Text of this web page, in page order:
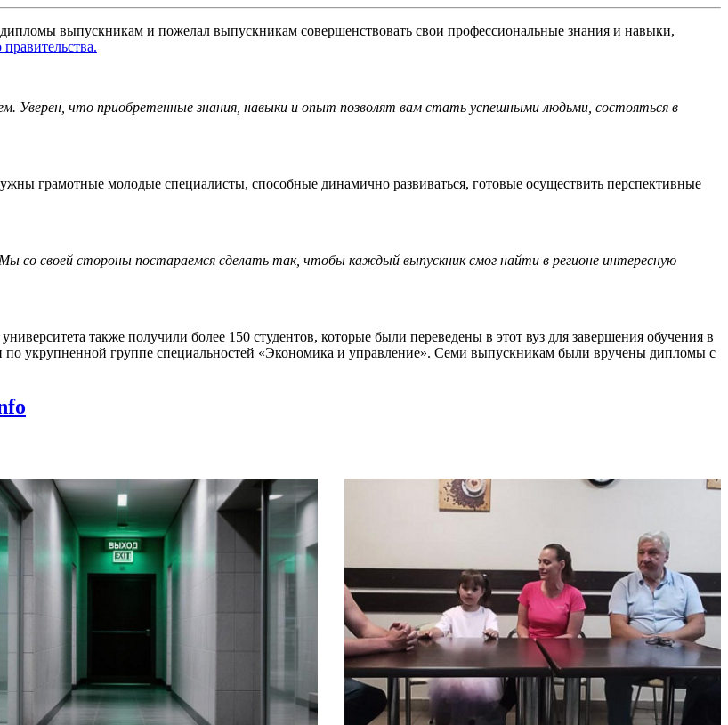
выпускникам и пожелал выпускникам совершенствовать свои профессиональные знания и навыки,
Уверен, что приобретенные знания, навыки и опыт позволят вам стать успешными людьми, состояться в
грамотные молодые специалисты, способные динамично развиваться, готовые осуществить перспективные
со своей стороны постараемся сделать так, чтобы каждый выпускник смог найти в регионе интересную
также получили более 150 студентов, которые были переведены в этот вуз для завершения обучения в
укрупненной группе специальностей «Экономика и управление». Семи выпускникам были вручены дипломы с